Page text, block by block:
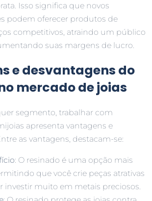
Isso significa que novos
podem oferecer produtos de
competitivos, atraindo um público
suas margens de lucro.
e desvantagens do
mercado de joias
segmento, trabalhar com
apresenta vantagens e
as vantagens, destacam-se:
: O resinado é uma opção mais
que você crie peças atrativas
investir muito em metais preciosos.